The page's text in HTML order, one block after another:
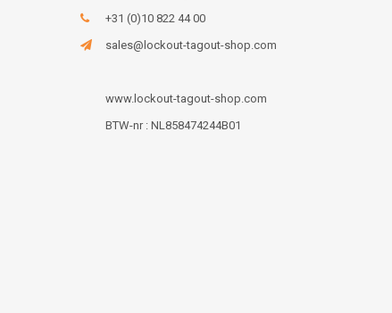
+31 (0)10 822 44 00
sales@lockout-tagout-shop.com
www.lockout-tagout-shop.com
BTW-nr : NL858474244B01